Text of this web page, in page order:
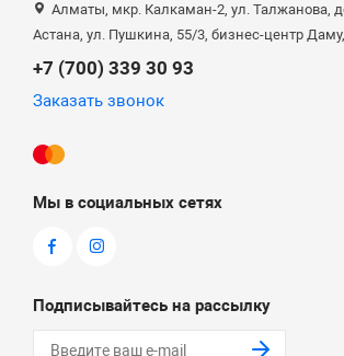
Алматы, мкр. Калкаман-2, ул. Талжанова,
Астана, ул. Пушкина, 55/3, бизнес-центр
+7 (700) 339 30 93
Заказать звонок
Мы в социальных сетях
Подписывайтесь на рассылку